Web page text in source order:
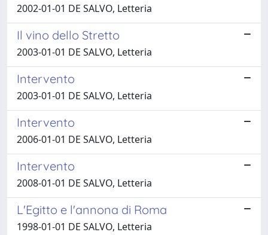
2002-01-01 DE SALVO, Letteria
Il vino dello Stretto
2003-01-01 DE SALVO, Letteria
Intervento
2003-01-01 DE SALVO, Letteria
Intervento
2006-01-01 DE SALVO, Letteria
Intervento
2008-01-01 DE SALVO, Letteria
L'Egitto e l'annona di Roma
1998-01-01 DE SALVO, Letteria